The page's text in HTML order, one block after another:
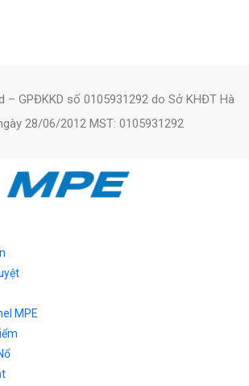
– GPĐKKD số 0105931292 do Sở KHĐT Hà
28/06/2012 MST: 0105931292
MPE